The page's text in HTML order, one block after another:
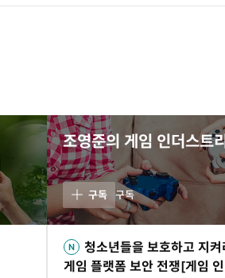
조영준의 게임 인더스트
구독 구독
청소년들을 보호하고 지
게임 플랫폼 보안 전쟁[게임